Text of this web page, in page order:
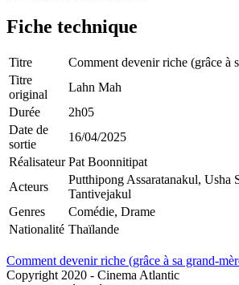
Fiche technique
Titre
Comment devenir riche (grâce à
Titre
original
Lahn Mah
Durée
2h05
Date de
sortie
16/04/2025
Réalisateur Pat Boonnitipat
Acteurs
Putthipong Assaratanakul, Usha
Tantivejakul
Genres
Comédie, Drame
Nationalité Thaïlande
Comment devenir riche (grâce à sa grand-
Copyright 2020 - Cinema Atlantic